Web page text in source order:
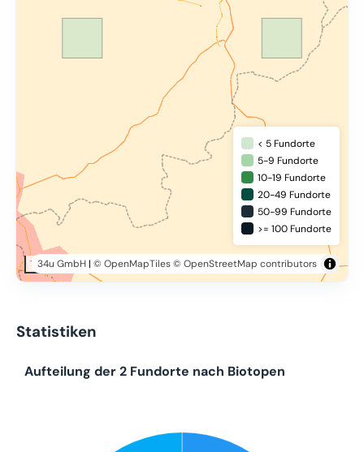
10 km
34u GmbH| © OpenMapTiles© OpenStreetMap contributors
< 5 Fundorte
5-9 Fundorte
10-19 Fundorte
20-49 Fundorte
50-99 Fundorte
>= 100 Fundorte
Statistiken
Aufteilung der 2 Fundorte nach Biotopen